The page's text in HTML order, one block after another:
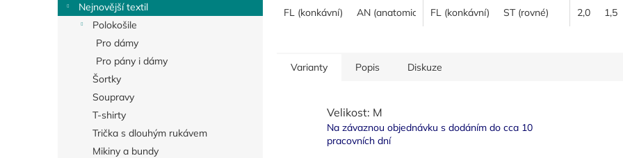
Nejnovější textil
Polokošile
Pro dámy
Pro pány i dámy
Šortky
Soupravy
T-shirty
Trička s dlouhým rukávem
Mikiny a bundy
tvrdé, navenek křehké/měkčí;
FL (konkávní) AN (anatomické) ST (rovné)
materiál (kombinace
FL (konkávní) ST (rovné) 2,0 1,5
Varianty Popis Diskuze
Velikost: M
Na závaznou objednávku s dodáním do cca 10
pracovních dní